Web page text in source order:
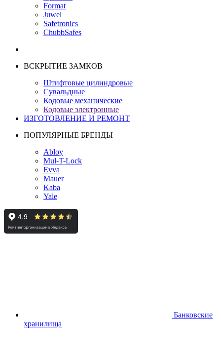
Format
Juwel
Safetronics
ChubbSafes
ВСКРЫТИЕ ЗАМКОВ
Штифтовые цилиндровые
Сувальдные
Кодовые механические
Кодовые электронные
ИЗГОТОВЛЕНИЕ И РЕМОНТ
ПОПУЛЯРНЫЕ БРЕНДЫ
Abloy
Mul-T-Lock
Evva
Mauer
Kaba
Yale
Банковские
хранилища